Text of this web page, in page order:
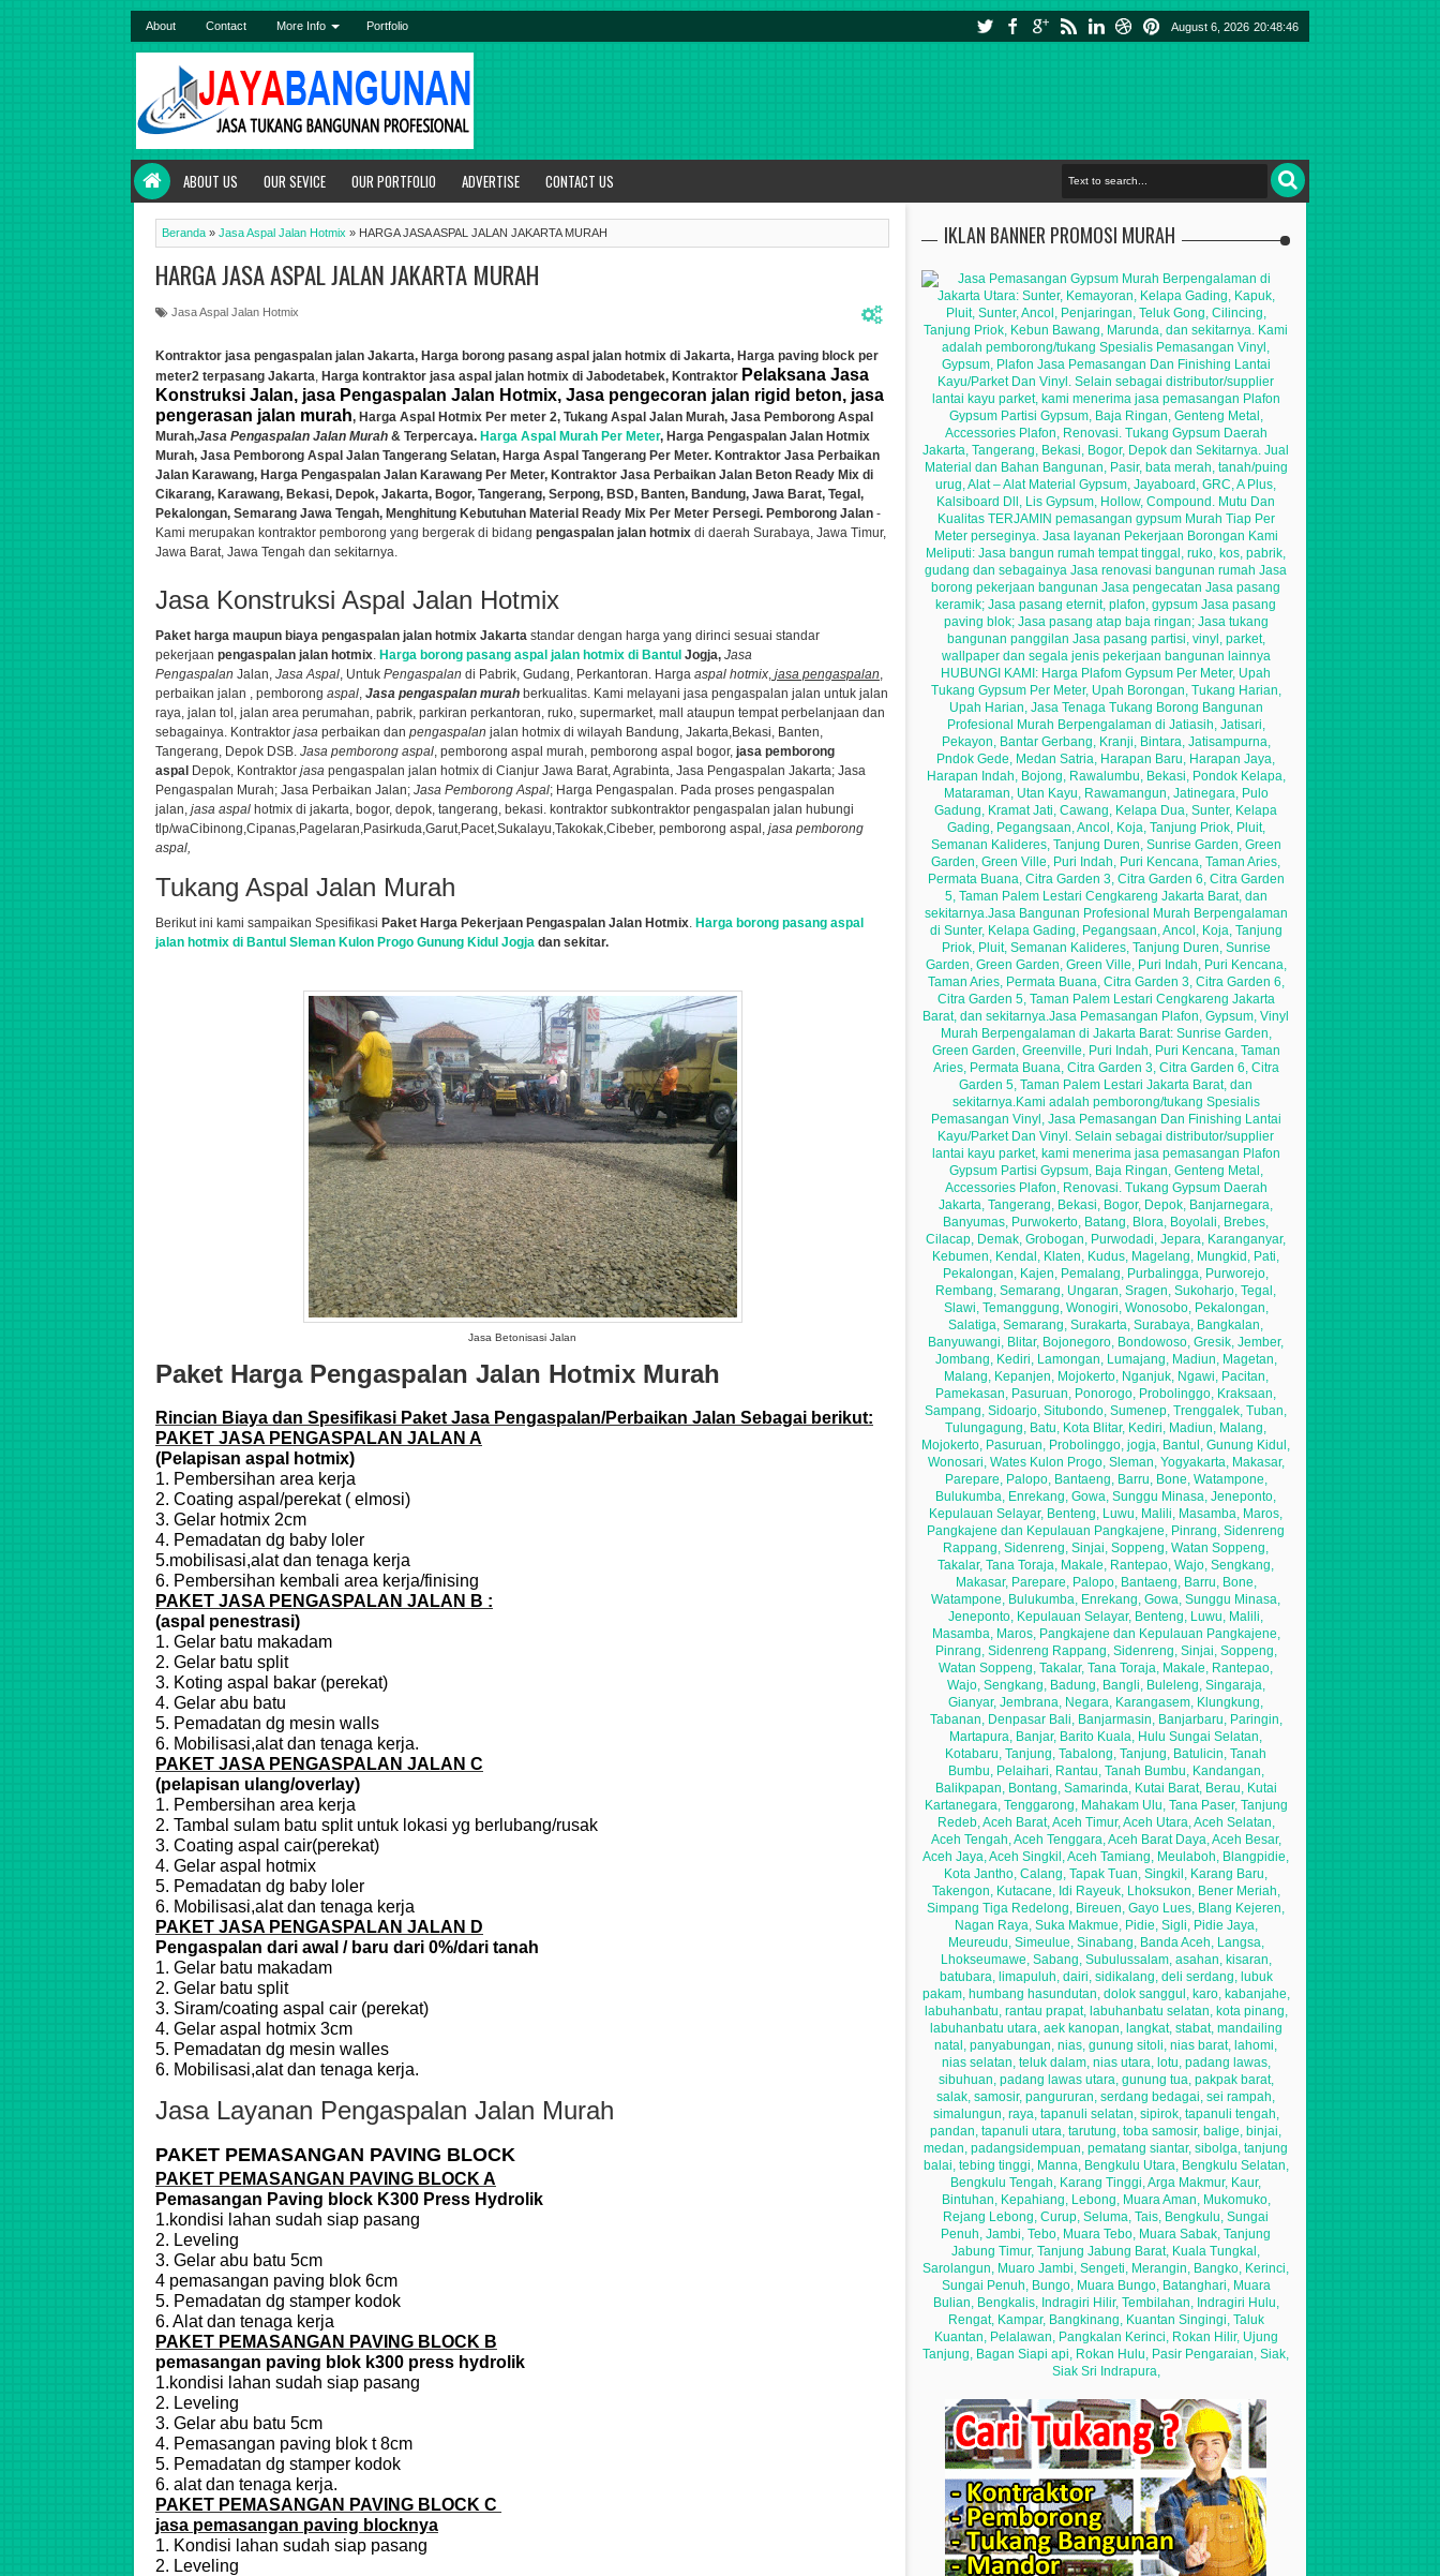
About Contact More Info Portfolio August 6, 2026 20:48:47
ABOUT US OUR SEVICE OUR PORTFOLIO ADVERTISE CONTACT US
Beranda » Jasa Aspal Jalan Hotmix » HARGA JASA ASPAL JALAN JAKARTA MURAH
HARGA JASA ASPAL JALAN JAKARTA MURAH
Jasa Aspal Jalan Hotmix
Kontraktor jasa pengaspalan jalan Jakarta, Harga borong pasang aspal jalan hotmix di Jakarta, Harga paving block per
meter2 terpasang Jakarta, Harga kontraktor jasa aspal jalan hotmix di Jabodetabek, Kontraktor Pelaksana Jasa
Konstruksi Jalan, jasa Pengaspalan Jalan Hotmix, Jasa pengecoran jalan rigid beton, jasa
pengerasan jalan murah, Harga Aspal Hotmix Per meter 2, Tukang Aspal Jalan Murah, Jasa Pemborong Aspal
Murah,Jasa Pengaspalan Jalan Murah & Terpercaya. Harga Aspal Murah Per Meter, Harga Pengaspalan Jalan Hotmix
Murah, Jasa Pemborong Aspal Jalan Tangerang Selatan, Harga Aspal Tangerang Per Meter. Kontraktor Jasa Perbaikan
Jalan Karawang, Harga Pengaspalan Jalan Karawang Per Meter, Kontraktor Jasa Perbaikan Jalan Beton Ready Mix di
Cikarang, Karawang, Bekasi, Depok, Jakarta, Bogor, Tangerang, Serpong, BSD, Banten, Bandung, Jawa Barat, Tegal,
Pekalongan, Semarang Jawa Tengah, Menghitung Kebutuhan Material Ready Mix Per Meter Persegi. Pemborong Jalan -
Kami merupakan kontraktor pemborong yang bergerak di bidang pengaspalan jalan hotmix di daerah Surabaya, Jawa Timur,
Jawa Barat, Jawa Tengah dan sekitarnya.
Jasa Konstruksi Aspal Jalan Hotmix
Paket harga maupun biaya pengaspalan jalan hotmix Jakarta standar dengan harga yang dirinci sesuai standar
pekerjaan pengaspalan jalan hotmix. Harga borong pasang aspal jalan hotmix di Bantul Jogja, Jasa
Pengaspalan Jalan, Jasa Aspal, Untuk Pengaspalan di Pabrik, Gudang, Perkantoran. Harga aspal hotmix, jasa pengaspalan,
perbaikan jalan , pemborong aspal, Jasa pengaspalan murah berkualitas. Kami melayani jasa pengaspalan jalan untuk jalan
raya, jalan tol, jalan area perumahan, pabrik, parkiran perkantoran, ruko, supermarket, mall ataupun tempat perbelanjaan dan
sebagainya. Kontraktor jasa perbaikan dan pengaspalan jalan hotmix di wilayah Bandung, Jakarta,Bekasi, Banten,
Tangerang, Depok DSB. Jasa pemborong aspal, pemborong aspal murah, pemborong aspal bogor, jasa pemborong
aspal Depok, Kontraktor jasa pengaspalan jalan hotmix di Cianjur Jawa Barat, Agrabinta, Jasa Pengaspalan Jakarta; Jasa
Pengaspalan Murah; Jasa Perbaikan Jalan; Jasa Pemborong Aspal; Harga Pengaspalan. Pada proses pengaspalan
jalan, jasa aspal hotmix di jakarta, bogor, depok, tangerang, bekasi. kontraktor subkontraktor pengaspalan jalan hubungi
tlp/waCibinong,Cipanas,Pagelaran,Pasirkuda,Garut,Pacet,Sukalayu,Takokak,Cibeber​, pemborong aspal, jasa pemborong
aspal,
Tukang Aspal Jalan Murah
Berikut ini kami sampaikan Spesifikasi Paket Harga Pekerjaan Pengaspalan Jalan Hotmix. Harga borong pasang aspal
jalan hotmix di Bantul Sleman Kulon Progo Gunung Kidul Jogja dan sekitar.
Jasa Betonisasi Jalan
Paket Harga Pengaspalan Jalan Hotmix Murah
Rincian Biaya dan Spesifikasi Paket Jasa Pengaspalan/Perbaikan Jalan Sebagai berikut:
PAKET JASA PENGASPALAN JALAN A
(Pelapisan aspal hotmix)
1. Pembersihan area kerja
2. Coating aspal/perekat ( elmosi)
3. Gelar hotmix 2cm
4. Pemadatan dg baby loler
5.mobilisasi,alat dan tenaga kerja
6. Pembersihan kembali area kerja/finising
PAKET JASA PENGASPALAN JALAN B :
(aspal penestrasi)
1. Gelar batu makadam
2. Gelar batu split
3. Koting aspal bakar (perekat)
4. Gelar abu batu
5. Pemadatan dg mesin walls
6. Mobilisasi,alat dan tenaga kerja.
PAKET JASA PENGASPALAN JALAN C
(pelapisan ulang/overlay)
1. Pembersihan area kerja
2. Tambal sulam batu split untuk lokasi yg berlubang/rusak
3. Coating aspal cair(perekat)
4. Gelar aspal hotmix
5. Pemadatan dg baby loler
6. Mobilisasi,alat dan tenaga kerja
PAKET JASA PENGASPALAN JALAN D
Pengaspalan dari awal / baru dari 0%/dari tanah
1. Gelar batu makadam
2. Gelar batu split
3. Siram/coating aspal cair (perekat)
4. Gelar aspal hotmix 3cm
5. Pemadatan dg mesin walles
6. Mobilisasi,alat dan tenaga kerja.
Jasa Layanan Pengaspalan Jalan Murah
PAKET PEMASANGAN PAVING BLOCK
PAKET PEMASANGAN PAVING BLOCK A
Pemasangan Paving block K300 Press Hydrolik
1.kondisi lahan sudah siap pasang
2. Leveling
3. Gelar abu batu 5cm
4 pemasangan paving blok 6cm
5. Pemadatan dg stamper kodok
6. Alat dan tenaga kerja
PAKET PEMASANGAN PAVING BLOCK B
pemasangan paving blok k300 press hydrolik
1.kondisi lahan sudah siap pasang
2. Leveling
3. Gelar abu batu 5cm
4. Pemasangan paving blok t 8cm
5. Pemadatan dg stamper kodok
6. alat dan tenaga kerja.
PAKET PEMASANGAN PAVING BLOCK C
jasa pemasangan paving blocknya
1. Kondisi lahan sudah siap pasang
2. Leveling
IKLAN BANNER PROMOSI MURAH